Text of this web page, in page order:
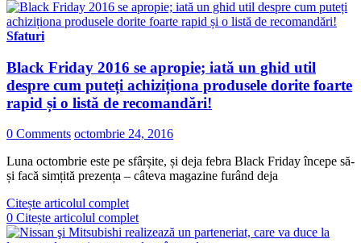
Sfaturi
Black Friday 2016 se apropie; iată un ghid util
despre cum puteți achiziționa produsele dorite foarte
rapid și o listă de recomandări!
0 Comments octombrie 24, 2016
Luna octombrie este pe sfârșite, și deja febra Black Friday începe să-
și facă simțită prezența – câteva magazine furând deja
Citește articolul complet
0 Citește articolul complet